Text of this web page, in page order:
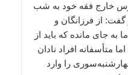
خارج فقه خود به شب
از فرزانگان و
جای مانده که باید از
متأسفانه افراد نادان
را وارد